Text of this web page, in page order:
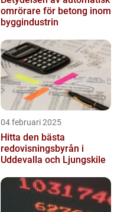
omrörare för betong inom
byggindustrin
04 februari 2025
Hitta den bästa
redovisningsbyrån i
Uddevalla och Ljungskile